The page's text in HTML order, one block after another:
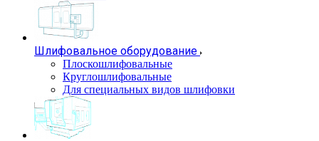
Шлифовальное оборудование
Плоскошлифовальные
Круглошлифовальные
Для специальных видов шлифовки